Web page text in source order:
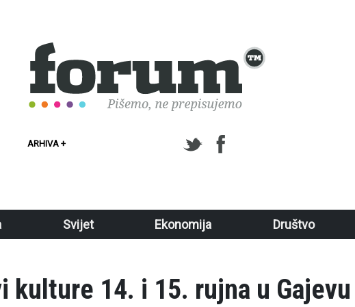
ARHIVA +
Svijet Ekonomija Društvo
kulture 14. i 15. rujna u